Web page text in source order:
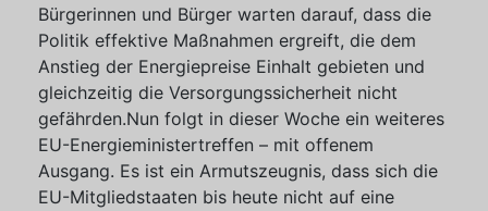
Bürgerinnen und Bürger warten darauf, dass die
Politik effektive Maßnahmen ergreift, die dem
Anstieg der Energiepreise Einhalt gebieten und
gleichzeitig die Versorgungssicherheit nicht
gefährden.Nun folgt in dieser Woche ein weiteres
EU-Energieministertreffen – mit offenem
Ausgang. Es ist ein Armutszeugnis, dass sich die
EU-Mitgliedstaaten bis heute nicht auf eine